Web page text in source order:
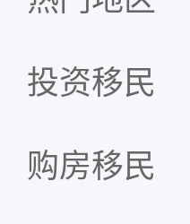
投资移民
购房移民